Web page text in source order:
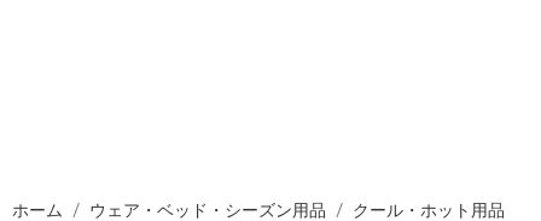
ホーム ウェア・ベッド・シーズン用品 クール・ホット用品